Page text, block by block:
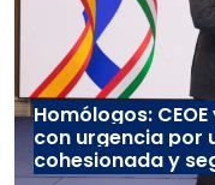
Homólogos:
con urgencia por
cohesionada y